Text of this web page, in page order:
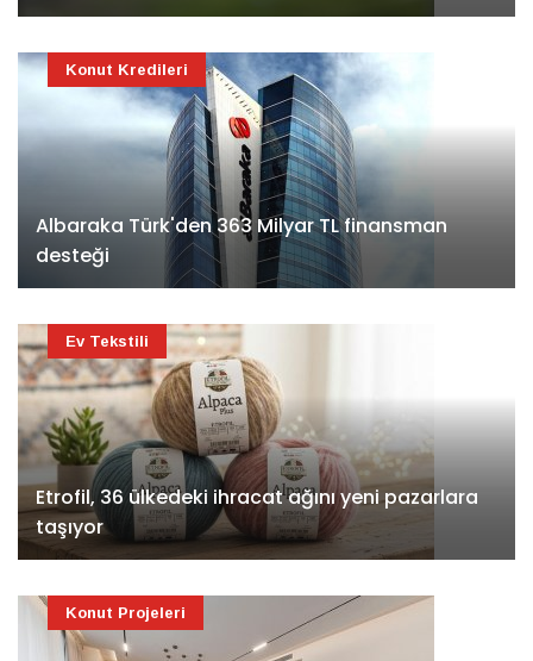
Albaraka Türk'den 363 Milyar TL finansman
desteği
Konut Kredileri
Etrofil, 36 ülkedeki ihracat ağını yeni pazarlara
taşıyor
Ev Tekstili
Konut Projeleri